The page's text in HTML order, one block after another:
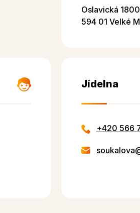
Oslavická
594 01 Velké
Jídelna
+420 566